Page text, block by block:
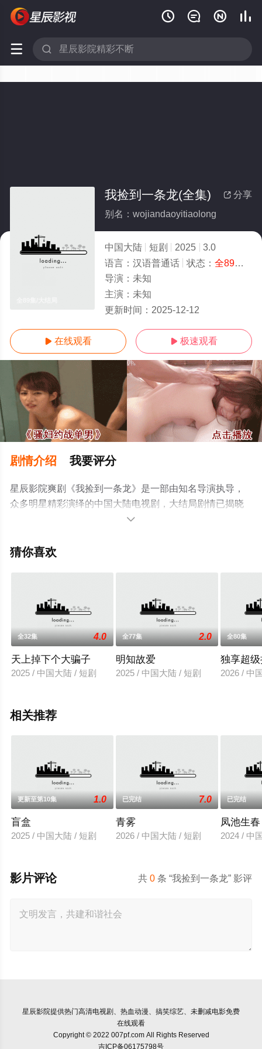
   
 
 分享
我捡到一条龙(全集)
别名：wojiandaoyitiaolong
中国大陆 短剧 2025
3.0
语言： 汉语普通话 状态： 全89集
导演： 未知
主演： 未知
更新时间： 2025-12-12
 在线观看  极速观看
剧情介绍 我要评分
星辰影院爽剧《我捡到一条龙》是一部由知名导演执导，
众多明星精彩演绎的中国大陆电视剧，大结局剧情已揭晓
（全89集），手机免费观看高清无删减完整版电视剧全集
猫或剧情网等平台了解。

猜你喜欢
全32集 4.0
天上掉下个大骗子
2025 / 中国大陆 / 短剧
全77集 2.0
明知故爱
2025 / 中国大陆 / 短剧
全80集
独享超
2026 / 中
相关推荐
更新至第10集 1.0
盲盒
2025 / 中国大陆 / 短剧
已完结 7.0
青雾
2026 / 中国大陆 / 短剧
已完结
凤池生春
2024 / 中
共0 条 “我捡到一条龙” 影评
影片评论
星辰影院提供热门高清电视剧、热血动漫、搞笑综艺、未删减电影免费
在线观看
Copyright © 2022 007pf.com All Rights Reserved
吉ICP备06175798号